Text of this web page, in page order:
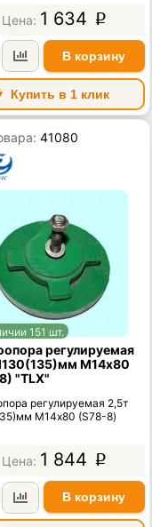
1 634 p
В корзину
Купить в 1 клик
41080
151 шт.
регулируемая
"TLX"
регулируемая 2,5т
М14х80 (S78-8)
1 844 p
В корзину